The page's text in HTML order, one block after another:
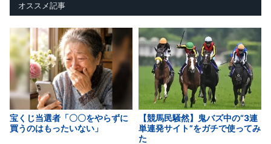
オススメ記事
宝くじ当選者「〇〇をやらずに
買うのはもったいない」
【競馬民騒然】鬼バズ中の“3連
単連発サイト”をガチで使ってみ
た